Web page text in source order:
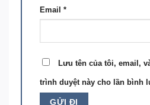
Email *
Lưu tên của tôi, email,
trình duyệt này cho lần bình